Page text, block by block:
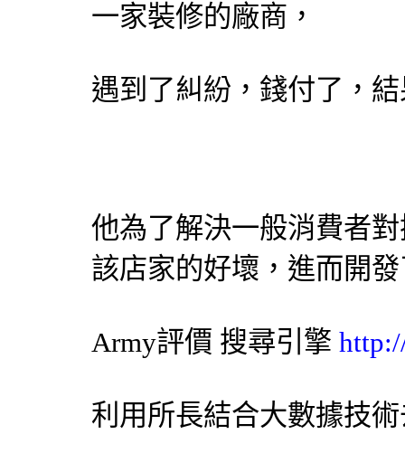
一家裝修的廠商，
遇到了糾紛，錢付了，
他為了解決一般消費者
該店家的好壞，進而開
Army評價 搜尋引擎
利用所長結合大數據技